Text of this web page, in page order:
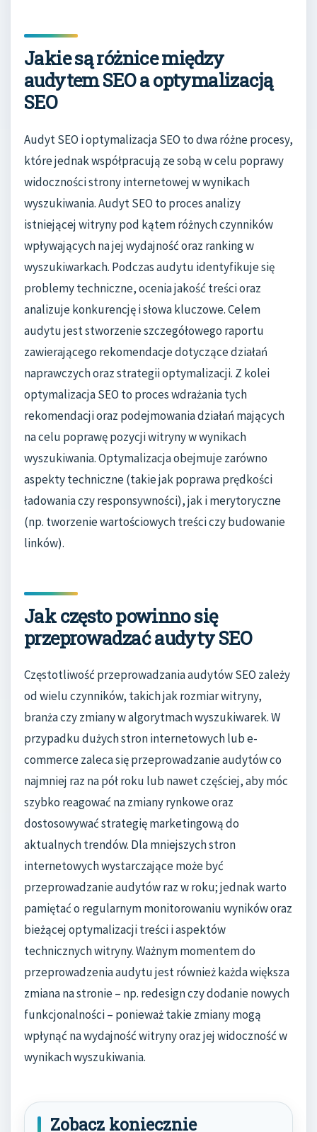
Jakie są różnice między
audytem SEO a optymalizacją
SEO
Audyt SEO i optymalizacja SEO to dwa różne procesy,
które jednak współpracują ze sobą w celu poprawy
widoczności strony internetowej w wynikach
wyszukiwania. Audyt SEO to proces analizy
istniejącej witryny pod kątem różnych czynników
wpływających na jej wydajność oraz ranking w
wyszukiwarkach. Podczas audytu identyfikuje się
problemy techniczne, ocenia jakość treści oraz
analizuje konkurencję i słowa kluczowe. Celem
audytu jest stworzenie szczegółowego raportu
zawierającego rekomendacje dotyczące działań
naprawczych oraz strategii optymalizacji. Z kolei
optymalizacja SEO to proces wdrażania tych
rekomendacji oraz podejmowania działań mających
na celu poprawę pozycji witryny w wynikach
wyszukiwania. Optymalizacja obejmuje zarówno
aspekty techniczne (takie jak poprawa prędkości
ładowania czy responsywności), jak i merytoryczne
(np. tworzenie wartościowych treści czy budowanie
linków).
Jak często powinno się
przeprowadzać audyty SEO
Częstotliwość przeprowadzania audytów SEO zależy
od wielu czynników, takich jak rozmiar witryny,
branża czy zmiany w algorytmach wyszukiwarek. W
przypadku dużych stron internetowych lub e-
commerce zaleca się przeprowadzanie audytów co
najmniej raz na pół roku lub nawet częściej, aby móc
szybko reagować na zmiany rynkowe oraz
dostosowywać strategię marketingową do
aktualnych trendów. Dla mniejszych stron
internetowych wystarczające może być
przeprowadzanie audytów raz w roku; jednak warto
pamiętać o regularnym monitorowaniu wyników oraz
bieżącej optymalizacji treści i aspektów
technicznych witryny. Ważnym momentem do
przeprowadzenia audytu jest również każda większa
zmiana na stronie – np. redesign czy dodanie nowych
funkcjonalności – ponieważ takie zmiany mogą
wpłynąć na wydajność witryny oraz jej widoczność w
wynikach wyszukiwania.
Zobacz koniecznie